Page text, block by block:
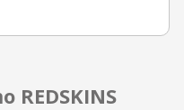
REDSKINS